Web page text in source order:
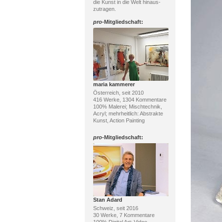
die Kunst in die Welt hinaus-
zutragen.
pro-Mitgliedschaft:
maria kammerer
Österreich, seit 2010
416 Werke, 1304 Kommentare
100% Malerei; Mischtechnik,
Acryl; mehrheitlich: Abstrakte
Kunst, Action Painting
pro-Mitgliedschaft:
Stan Adard
Schweiz, seit 2016
30 Werke, 7 Kommentare